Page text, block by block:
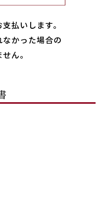
払いします｡
かった場合の
ん。